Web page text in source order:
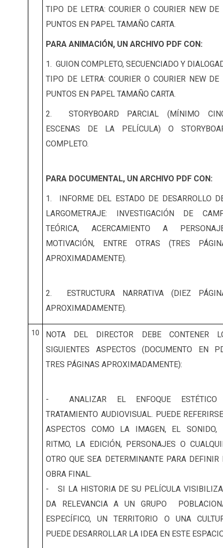
TIPO DE LETRA: COURIER O COURIER NEW DE
PUNTOS EN PAPEL TAMAÑO CARTA.
PARA ANIMACIÓN, UN ARCHIVO PDF CON:
1. GUION COMPLETO, SECUENCIADO Y
TIPO DE LETRA: COURIER O COURIER NEW DE
PUNTOS EN PAPEL TAMAÑO CARTA.
2. STORYBOARD PARCIAL (MÍNIMO
ESCENAS DE LA PELÍCULA) O
COMPLETO.
PARA DOCUMENTAL, UN ARCHIVO PDF CON:
1. INFORME DEL ESTADO DE DESARROLLO
LARGOMETRAJE: INVESTIGACIÓN DE
TEÓRICA, ACERCAMIENTO A
MOTIVACIÓN, ENTRE OTRAS (TRES
APROXIMADAMENTE).
2. ESTRUCTURA NARRATIVA (DIEZ
APROXIMADAMENTE).
10
NOTA DEL DIRECTOR DEBE CONTENER
SIGUIENTES ASPECTOS (DOCUMENTO EN
TRES PÁGINAS APROXIMADAMENTE):
- ANALIZAR EL ENFOQUE
TRATAMIENTO AUDIOVISUAL. PUEDE
ASPECTOS COMO LA IMAGEN, EL SONIDO,
RITMO, LA EDICIÓN, PERSONAJES O
OTRO QUE SEA DETERMINANTE PARA DEFINIR
OBRA FINAL.
- SI LA HISTORIA DE SU PELÍCULA
DA RELEVANCIA A UN GRUPO
ESPECÍFICO, UN TERRITORIO O UNA
PUEDE DESARROLLAR LA IDEA EN ESTE